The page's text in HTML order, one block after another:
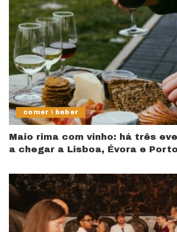
comer \ beber
Maio rima com vinho: há três
a chegar a Lisboa, Évora e Porto